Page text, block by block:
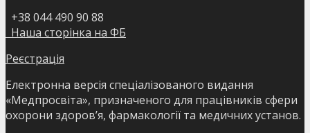
+38 044 490 90 88
Наша сторінка на ФБ
Реєстрація
Електронна версія спеціалізованого видання
«Медпросвіта», призначеного для працівників сфери
охорони здоров’я, фармакології та медичних установ.